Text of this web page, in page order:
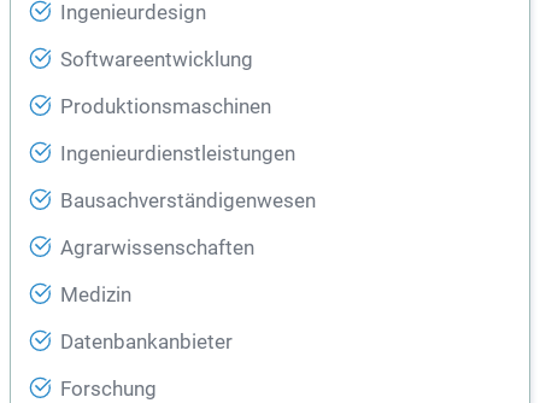
Ingenieurdesign
Softwareentwicklung
Produktionsmaschinen
Ingenieurdienstleistungen
Bausachverständigenwesen
Agrarwissenschaften
Medizin
Datenbankanbieter
Forschung